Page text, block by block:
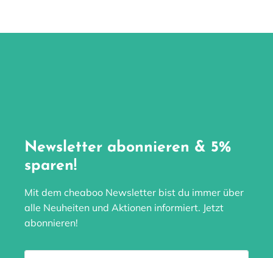
Newsletter abonnieren & 5%
sparen!
Mit dem cheaboo Newsletter bist du immer über
alle Neuheiten und Aktionen informiert. Jetzt
abonnieren!